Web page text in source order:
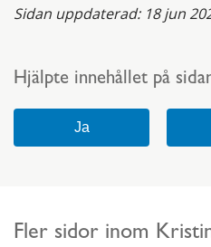
Sidan uppdaterad: 18 jun
Hjälpte innehållet på
Fler sidor inom